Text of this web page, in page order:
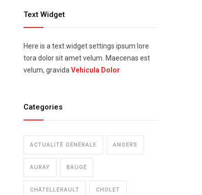
Text Widget
Here is a text widget settings ipsum lore
tora dolor sit amet velum. Maecenas est
velum, gravida Vehicula Dolor
Categories
ACTUALITÉ GÉNÉRALE ANGERS
AURAY BAUGÉ
CHÂTELLERAULT CHOLET